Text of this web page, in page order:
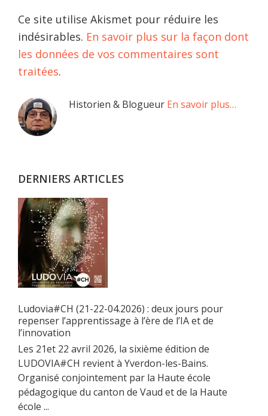
Ce site utilise Akismet pour réduire les
indésirables. En savoir plus sur la façon dont
les données de vos commentaires sont
traitées.
Barre
latérale
Historien & Blogueur En savoir plus…
DERNIERS ARTICLES
Ludovia#CH (21-22-04.2026) : deux jours pour
repenser l’apprentissage à l’ère de l’IA et de
l’innovation
Les 21et 22 avril 2026, la sixième édition de
LUDOVIA#CH revient à Yverdon-les-Bains.
Organisé conjointement par la Haute école
pédagogique du canton de Vaud et de la Haute
école ...